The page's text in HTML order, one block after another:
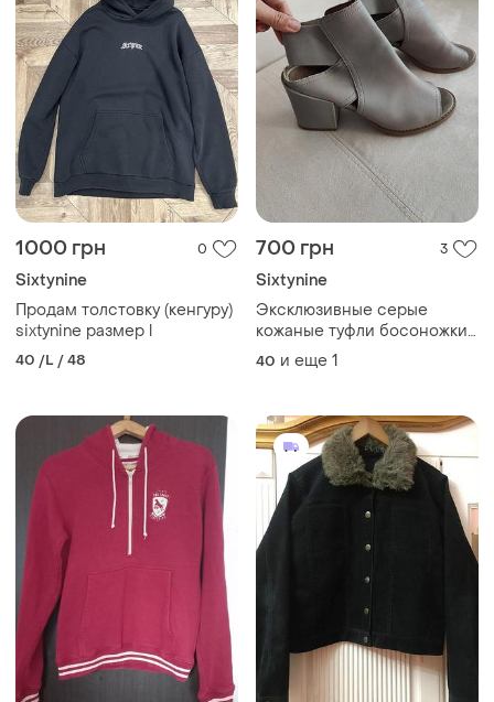
1000 грн 0
Sixtynine
Продам толстовку (кенгуру)
sixtynine размер l
40 /L / 48
700 грн 3
Sixtynine
Эксклюзивные серые
кожаные туфли босоножки
40й
40 и еще 1